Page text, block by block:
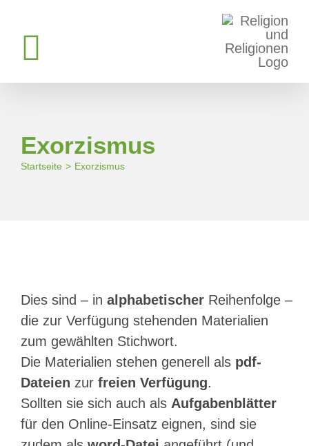
Exorzismus
Startseite Exorzismus
Dies sind – in alphabetischer Reihenfolge –
die zur Verfügung stehenden Materialien
zum gewählten Stichwort.
Die Materialien stehen generell als pdf-
Dateien zur freien Verfügung.
Sollten sie sich auch als Aufgabenblätter
für den Online-Einsatz eignen, sind sie